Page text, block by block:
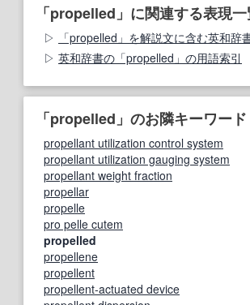
「propelled」に関連する表現
「propelled」を解説文に含む英和辞
英和辞書の「propelled」の用語索引
「propelled」のお隣キーワード
propellant utilization control system
propellant utilization gauging system
propellant weight fraction
propellar
propelle
pro pelle cutem
propelled
propellene
propellent
propellent-actuated device